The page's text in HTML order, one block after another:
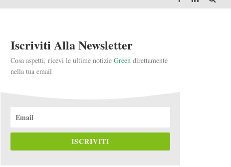
EVITARLI)
L'ITALIA
Iscriviti Alla Newsletter
Cosa aspetti, ricevi le ultime notizie Green direttamente
nella tua email
ISCRIVITI